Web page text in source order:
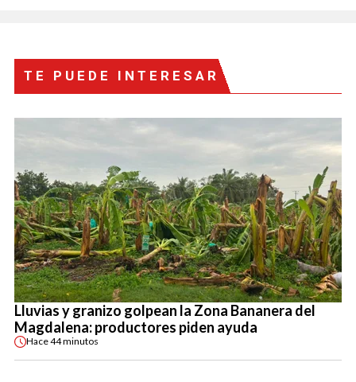
TE PUEDE INTERESAR
Lluvias y granizo golpean la Zona Bananera del
Magdalena: productores piden ayuda
Hace44 minutos